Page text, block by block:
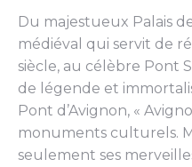
Du majestueux Palais
médiéval qui servit de
siècle, au célèbre Pont
de légende et
Pont d’Avignon, «
monuments culturels.
seulement ses